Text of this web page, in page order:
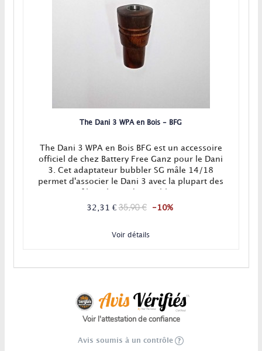
The Dani 3 WPA en Bois - BFG
The Dani 3 WPA en Bois BFG est un accessoire
officiel de chez Battery Free Ganz pour le Dani
3. Cet adaptateur bubbler SG mâle 14/18
permet d'associer le Dani 3 avec la plupart des
32,31 €35,90 € -10%
Voir détails
Voir l'attestation de confiance
Avis soumis à un contrôle